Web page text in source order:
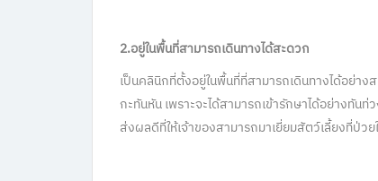
2.อยู่ในพื้นที่สามารถเดินทางได้สะดวก
เป็นคลินิกที่ตั้งอยู่ในพื้นที่ที่สามารถเดินทางได้อย่า
กะทันหัน เพราะจะได้สามารถเข้ารักษาได้อย่างทั
ส่งผลดีที่ให้เจ้าของสามารถมาเยี่ยมสัตว์เลี้ยงที่ป่